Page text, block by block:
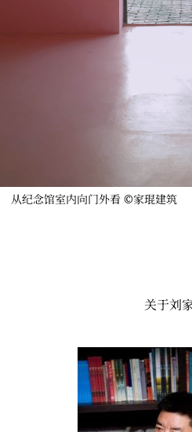
从纪念馆室内向门外看 ©家琨建筑
关于刘